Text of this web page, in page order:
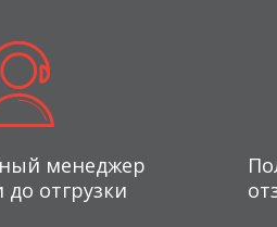
менеджер
до отгрузки